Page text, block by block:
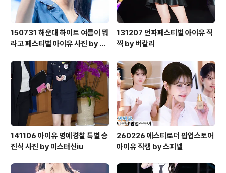
150731 해운대 하이트 여름이 뭐
라고 페스티벌 아이유 사진 by 미
131207 던파페스티벌 아이유 직
찍 by 버칼리
141106 아이유 명예경찰 특별 승
진식 사진 by 미스터신iu
260226 에스티로더 팝업스토어
아이유 직캠 by 스피넬